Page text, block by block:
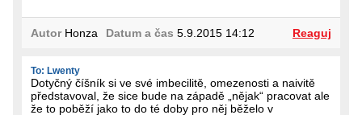
AutorHonza Datum a čas 5.9.2015 14:12 Reaguj
To: Lwenty
Dotyčný číšník si ve své imbecilitě, omezenosti a naivitě
představoval, že sice bude na západě „nějak“ pracovat ale
že to poběží jako to do té doby pro něj běželo v